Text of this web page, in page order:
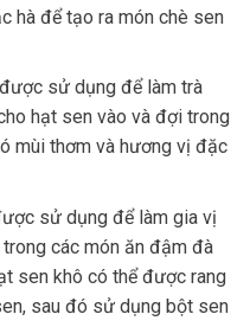
hà để tạo ra món chè sen
sử dụng để làm trà
hạt sen vào và đợi trong
mùi thơm và hương vị đặc
sử dụng để làm gia vị
các món ăn đậm đà
sen khô có thể được rang
sau đó sử dụng bột sen